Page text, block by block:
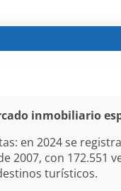
inmobiliario
en 2024 se
2007, con
turísticos.